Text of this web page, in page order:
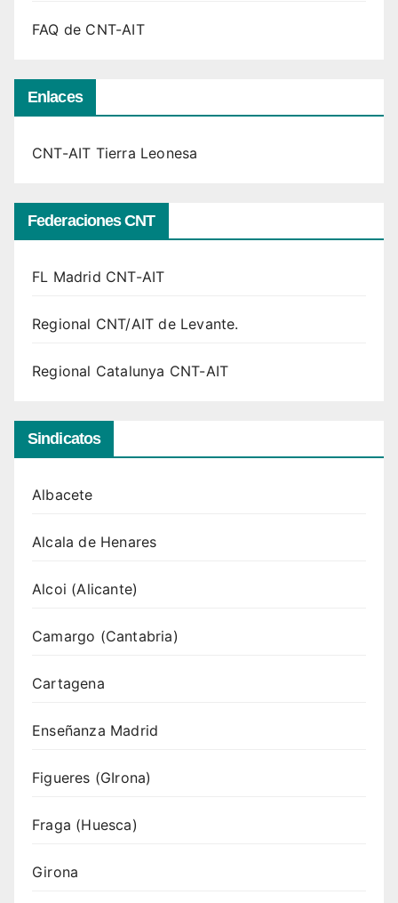
FAQ de CNT-AIT
Enlaces
CNT-AIT Tierra Leonesa
Federaciones CNT
FL Madrid CNT-AIT
Regional CNT/AIT de Levante.
Regional Catalunya CNT-AIT
Sindicatos
Albacete
Alcala de Henares
Alcoi (Alicante)
Camargo (Cantabria)
Cartagena
Enseñanza Madrid
Figueres (GIrona)
Fraga (Huesca)
Girona